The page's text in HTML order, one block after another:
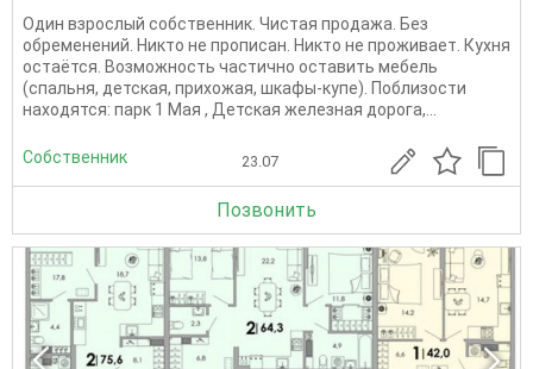
Один взрослый собственник. Чистая продажа. Без
обременений. Никто не прописан. Никто не проживает. Кухня
остаётся. Возможность частично оставить мебель
(спальня, детская, прихожая, шкафы-купе). Поблизости
находятся: парк 1 Мая , Детская железная дорога,...
Собственник 23.07
Позвонить